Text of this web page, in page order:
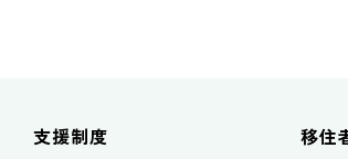
支援制度
移住